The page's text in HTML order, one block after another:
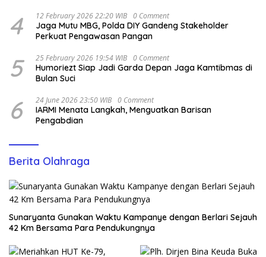
4 12 February 2026 22:20 WIB 0 Comment
Jaga Mutu MBG, Polda DIY Gandeng Stakeholder
Perkuat Pengawasan Pangan
5 25 February 2026 19:54 WIB 0 Comment
Humoriezt Siap Jadi Garda Depan Jaga Kamtibmas di
Bulan Suci
6 24 June 2026 23:50 WIB 0 Comment
IARMI Menata Langkah, Menguatkan Barisan
Pengabdian
Berita Olahraga
Sunaryanta Gunakan Waktu Kampanye dengan Berlari Sejauh
42 Km Bersama Para Pendukungnya